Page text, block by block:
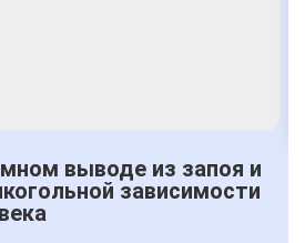
выводе из запоя и
зависимости